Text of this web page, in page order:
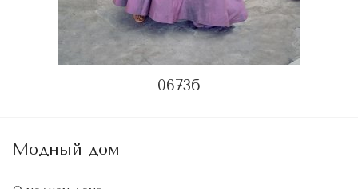
0673б
Модный дом